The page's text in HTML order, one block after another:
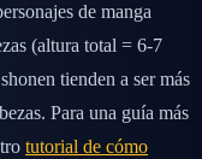
de manga
(altura total = 6-7
tienden a ser más
Para una guía más
tutorial de cómo